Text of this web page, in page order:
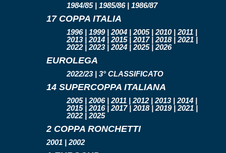
1984/85 | 1985/86 | 1986/87
17 COPPA ITALIA
1996 | 1999 | 2004 | 2005 | 2010 | 2011 |
2013 | 2014 | 2015 | 2017 | 2018 | 2021 |
2022 | 2023 | 2024 | 2025 | 2026
EUROLEGA
2022/23 | 3° CLASSIFICATO
14 SUPERCOPPA ITALIANA
2005 | 2006 | 2011 | 2012 | 2013 | 2014 |
2015 | 2016 | 2017 | 2018 | 2019 | 2021 |
2022 | 2025
2 COPPA RONCHETTI
2001 | 2002